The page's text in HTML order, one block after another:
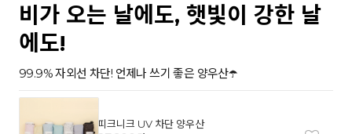
비가 오는 날에도, 햇빛이 강한 날
에도!
99.9% 자외선 차단! 언제나 쓰기 좋은 양우산☂️
피크니크 UV 차단 양우산